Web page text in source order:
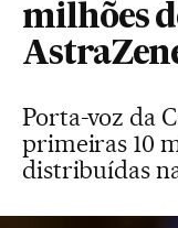
milhões
Porta-voz da
primeiras 10
distribuídas